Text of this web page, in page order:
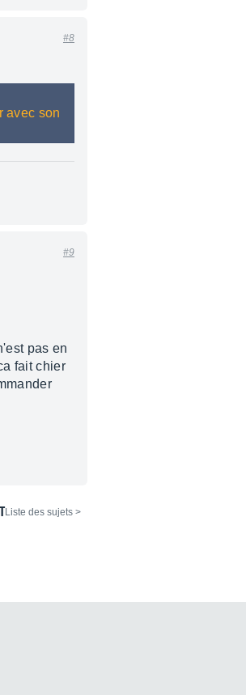
#8
avec son
#9
pas en
fait chier
< Liste des sujets